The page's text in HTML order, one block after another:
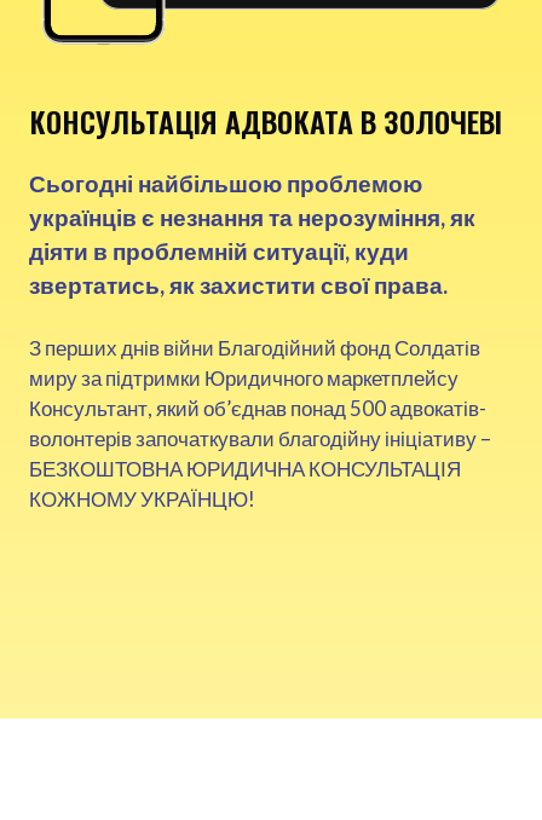
КОНСУЛЬТАЦІЯ АДВОКАТА В ЗОЛОЧЕВІ
Сьогодні найбільшою проблемою
українців є незнання та нерозуміння, як
діяти в проблемній ситуації, куди
звертатись, як захистити свої права.
З перших днів війни Благодійний фонд Солдатів
миру за підтримки Юридичного маркетплейсу
Консультант, який об’єднав понад 500 адвокатів-
волонтерів започаткували благодійну ініціативу –
БЕЗКОШТОВНА ЮРИДИЧНА КОНСУЛЬТАЦІЯ
КОЖНОМУ УКРАЇНЦЮ!